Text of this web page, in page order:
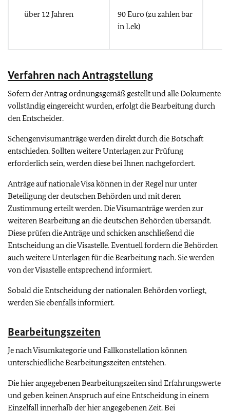
über 12 Jahren
90 Euro (zu zahlen bar
in Lek)
Verfahren nach Antragstellung
Sofern der Antrag ordnungsgemäß gestellt und alle Dokumente
vollständig eingereicht wurden, erfolgt die Bearbeitung durch
den Entscheider.
Schengenvisumanträge werden direkt durch die Botschaft
entschieden. Sollten weitere Unterlagen zur Prüfung
erforderlich sein, werden diese bei Ihnen nachgefordert.
Anträge auf nationale Visa können in der Regel nur unter
Beteiligung der deutschen Behörden und mit deren
Zustimmung erteilt werden. Die Visumanträge werden zur
weiteren Bearbeitung an die deutschen Behörden übersandt.
Diese prüfen die Anträge und schicken anschließend die
Entscheidung an die Visastelle. Eventuell fordern die Behörden
auch weitere Unterlagen für die Bearbeitung nach. Sie werden
von der Visastelle entsprechend informiert.
Sobald die Entscheidung der nationalen Behörden vorliegt,
werden Sie ebenfalls informiert.
Bearbeitungszeiten
Je nach Visumkategorie und Fallkonstellation können
unterschiedliche Bearbeitungszeiten entstehen.
Die hier angegebenen Bearbeitungszeiten sind Erfahrungswerte
und geben keinen Anspruch auf eine Entscheidung in einem
Einzelfall innerhalb der hier angegebenen Zeit. Bei